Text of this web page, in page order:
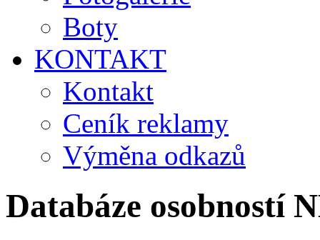
Boty
KONTAKT
Kontakt
Ceník reklamy
Výměna odkazů
Databáze osobností